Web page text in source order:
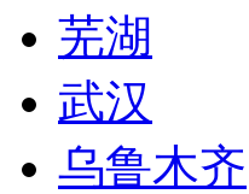
芜湖
武汉
乌鲁木齐